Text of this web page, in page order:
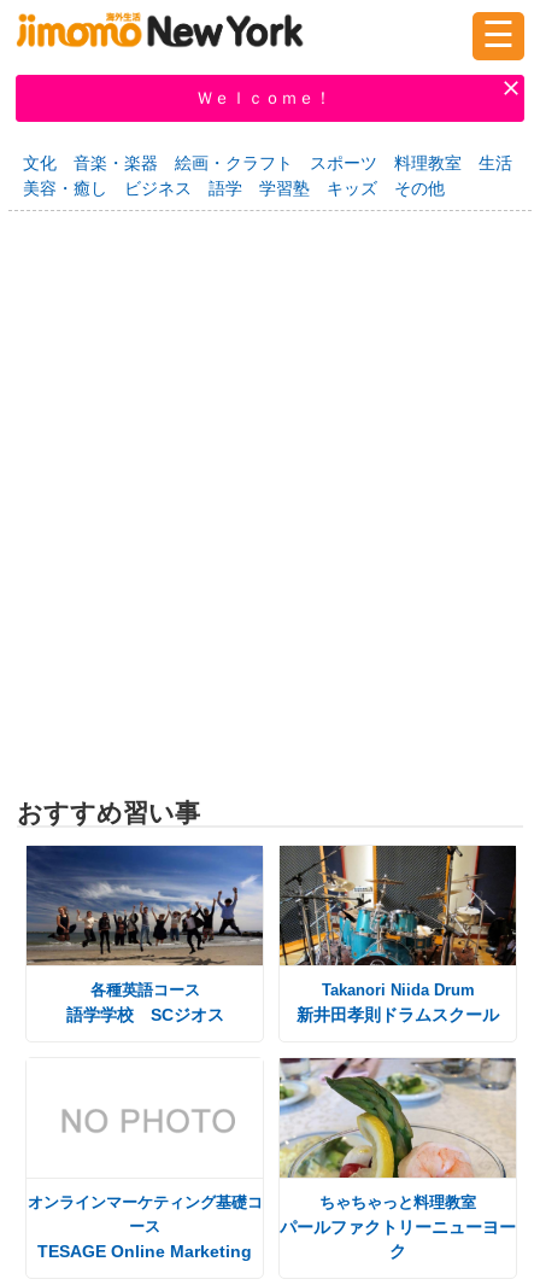
掲示板 タウン情報 教えて！
☰
Ｗｅｌｃｏｍｅ！
文化 音楽・楽器 絵画・クラフト スポーツ 料理教室
生活
美容・癒し
ビジネス 語学 学習塾 キッズ その他
おすすめ習い事
各種英語コース
語学学校 SCジオス
Takanori Niida Drum
新井田孝則ドラムスクール
オンラインマーケティング基礎コ
ース
TESAGE Online Marketing
ちゃちゃっと料理教室
パールファクトリーニューヨー
ク